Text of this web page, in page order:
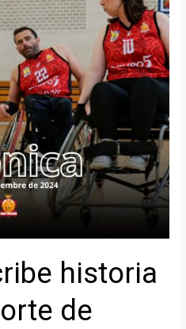
historia
de